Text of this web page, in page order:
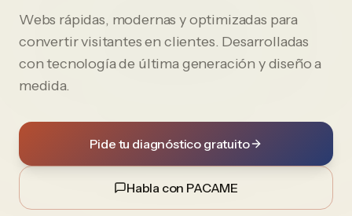
Webs rápidas, modernas y optimizadas para
convertir visitantes en clientes. Desarrolladas
con tecnología de última generación y diseño a
medida.
Pide tu diagnóstico gratuito
Habla con PACAME